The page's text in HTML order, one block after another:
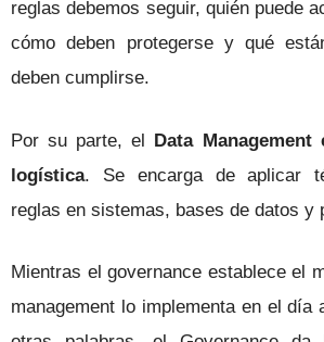
reglas debemos seguir, quién puede
cómo deben protegerse y qué
deben cumplirse.
Por su parte, el Data Management
logística. Se encarga de aplicar
reglas en sistemas, bases de datos y
Mientras el governance establece el
management lo implementa en el día